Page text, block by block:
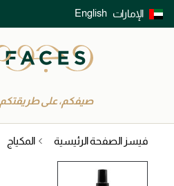
الإمارات English
توصيل سريع على جميع الطلبات ما فوق 299 درهم
صيفكم، على طريقتكم
فيسز الصفحة الرئيسية المكياج